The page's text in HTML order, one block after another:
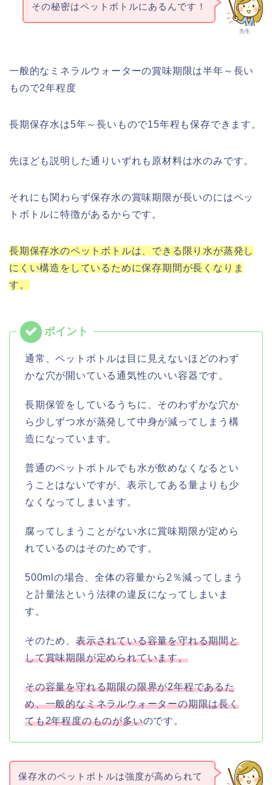
先生
その秘密はペットボトルにあるんです！
一般的なミネラルウォーターの賞味期限は半年～長い
もので2年程度
長期保存水は5年～長いもので15年程も保存できます。
先ほども説明した通りいずれも原材料は水のみです。
それにも関わらず保存水の賞味期限が長いのにはペッ
トボトルに特徴があるからです。
長期保存水のペットボトルは、できる限り水が蒸発し
にくい構造をしているために保存期間が長くなりま
す。
通常、ペットボトルは目に見えないほどのわず
かな穴が開いている通気性のいい容器です。
長期保管をしているうちに、そのわずかな穴か
ら少しずつ水が蒸発して中身が減ってしまう構
造になっています。
普通のペットボトルでも水が飲めなくなるとい
うことはないですが、表示してある量よりも少
なくなってしまいます。
腐ってしまうことがない水に賞味期限が定めら
れているのはそのためです。
500mlの場合、全体の容量から2％減ってしまう
と計量法という法律の違反になってしまいま
す。
そのため、 表示されている容量を守れる期間と
して賞味期限が定められています。
その容量を守れる期限の限界が2年程であるた
め、一般的なミネラルウォーターの期限は長く
ても2年程度のものが多いのです。
保存水のペットボトルは強度が高められて